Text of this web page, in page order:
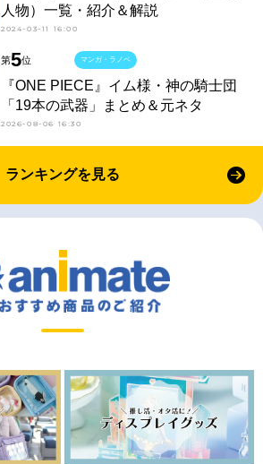
人物）一覧・紹介＆解説
2024-03-11 16:00
第5位
『ONE PIECE』イム様・神の騎士団
「19本の武器」まとめ＆元ネタ
2026-08-06 16:30
マンガ・ラノベ
ランキングを見る